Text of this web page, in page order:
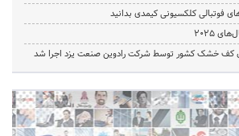
فوتبالی کلکسیونی کیمدی بدانید
2025
کف خشک کشور توسط شرکت رادوین صنعت یزد اجرا شد